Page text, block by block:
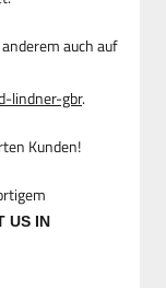
auch auf
lindner-gbr.
Kunden!
US IN